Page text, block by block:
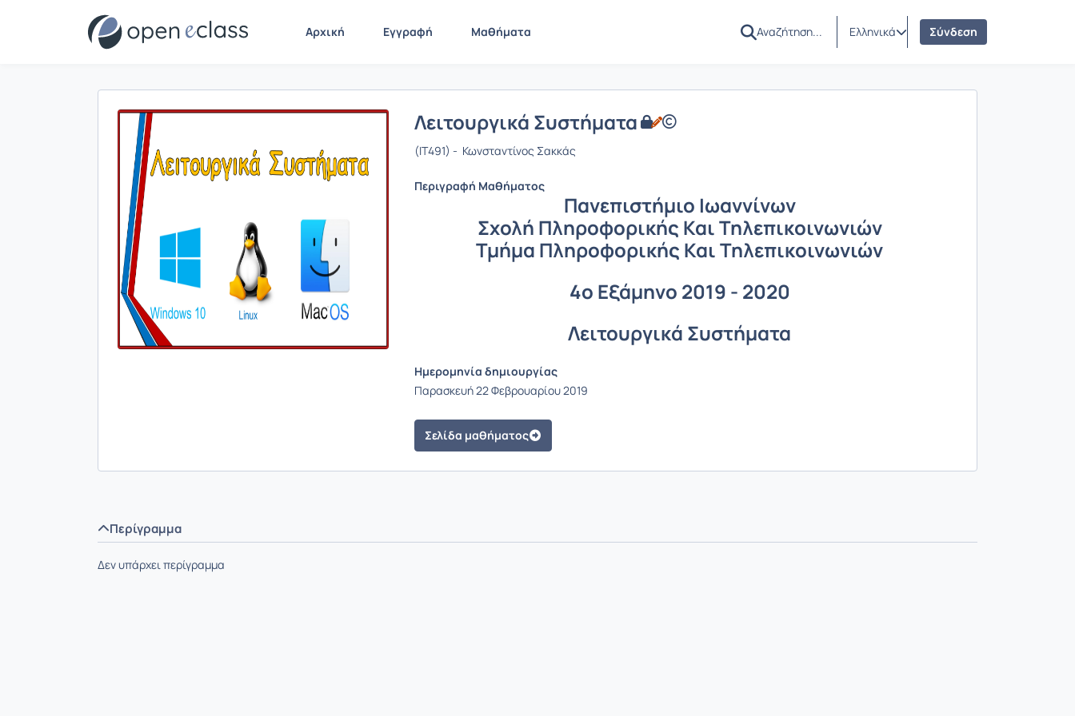
Αρχική Εγγραφή Μαθήματα Ελληνικά Σύνδεση
Παρουσίαση/Προβολή
Λειτουργικά Συστήματα
(IT491) - Κωνσταντίνος Σακκάς
Περιγραφή Μαθήματος
Πανεπιστήμιο Ιωαννίνων
Σχολή Πληροφορικής Και Τηλεπικοινωνιών
Τμήμα Πληροφορικής Και Τηλεπικοινωνιών
4ο Εξάμηνο 2019 - 2020
Λειτουργικά Συστήματα
Ημερομηνία δημιουργίας
Παρασκευή 22 Φεβρουαρίου 2019
Σελίδα μαθήματος
Περίγραμμα
Δεν υπάρχει περίγραμμα